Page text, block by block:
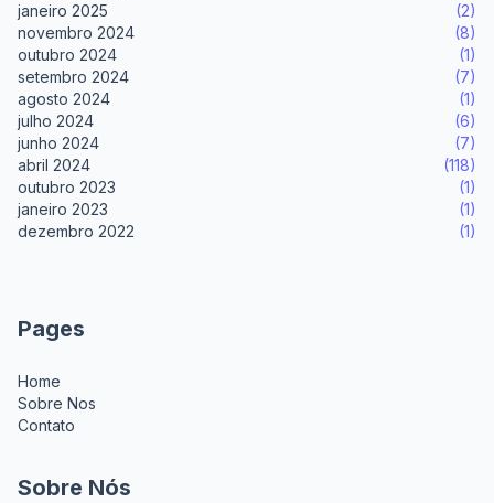
janeiro 2025
(2)
novembro 2024
(8)
outubro 2024
(1)
setembro 2024
(7)
agosto 2024
(1)
julho 2024
(6)
junho 2024
(7)
abril 2024
(118)
outubro 2023
(1)
janeiro 2023
(1)
dezembro 2022
(1)
Pages
Home
Sobre Nos
Contato
Sobre Nós